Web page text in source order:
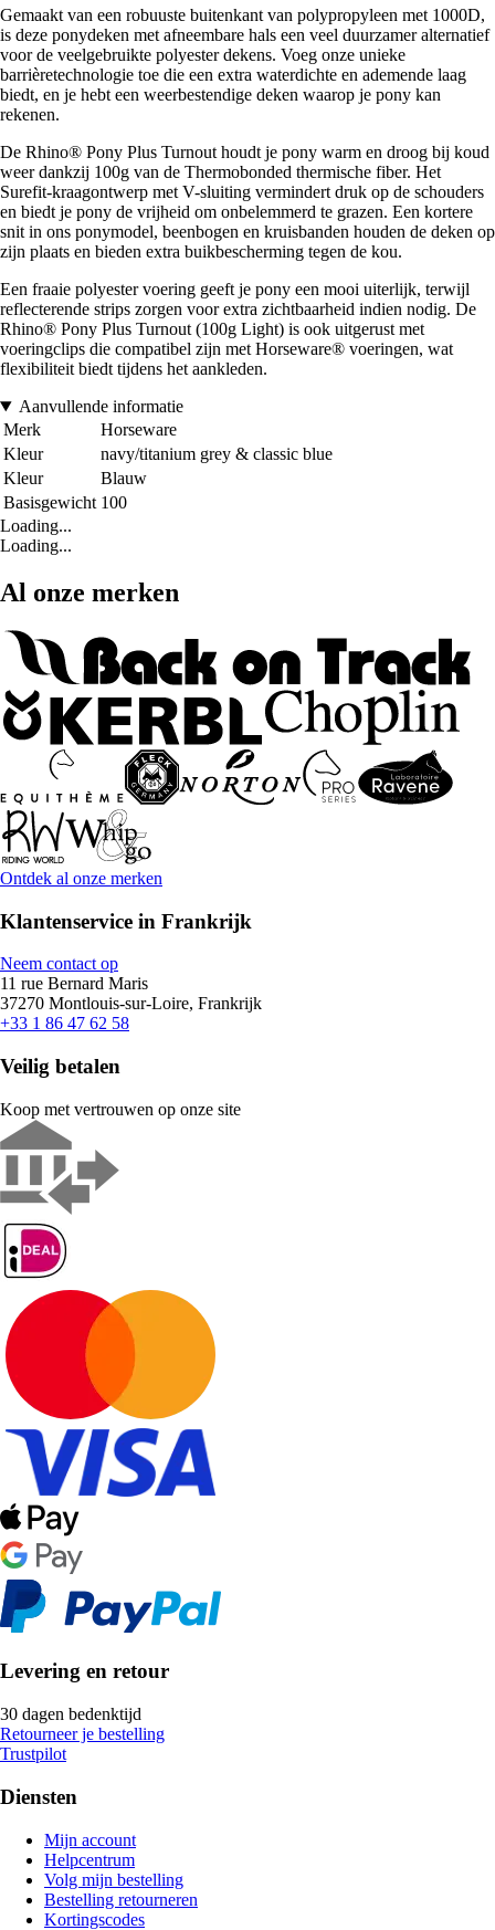
Gemaakt van een robuuste buitenkant van polypropyleen met 1000D,
is deze ponydeken met afneembare hals een veel duurzamer alternatief
voor de veelgebruikte polyester dekens. Voeg onze unieke
barrièretechnologie toe die een extra waterdichte en ademende laag
biedt, en je hebt een weerbestendige deken waarop je pony kan
rekenen.
De Rhino® Pony Plus Turnout houdt je pony warm en droog bij koud
weer dankzij 100g van de Thermobonded thermische fiber. Het
Surefit-kraagontwerp met V-sluiting vermindert druk op de schouders
en biedt je pony de vrijheid om onbelemmerd te grazen. Een kortere
snit in ons ponymodel, beenbogen en kruisbanden houden de deken op
zijn plaats en bieden extra buikbescherming tegen de kou.
Een fraaie polyester voering geeft je pony een mooi uiterlijk, terwijl
reflecterende strips zorgen voor extra zichtbaarheid indien nodig. De
Rhino® Pony Plus Turnout (100g Light) is ook uitgerust met
voeringclips die compatibel zijn met Horseware® voeringen, wat
flexibiliteit biedt tijdens het aankleden.
Aanvullende informatie
Merk
Horseware
Kleur
navy/titanium grey & classic blue
Kleur
Blauw
Basisgewicht 100
Loading...
Loading...
Al onze merken
Ontdek al onze merken
Klantenservice in Frankrijk
Neem contact op
11 rue Bernard Maris
37270 Montlouis-sur-Loire, Frankrijk
+33 1 86 47 62 58
Veilig betalen
Koop met vertrouwen op onze site
Levering en retour
30 dagen bedenktijd
Retourneer je bestelling
Trustpilot
Diensten
Mijn account
Helpcentrum
Volg mijn bestelling
Bestelling retourneren
Kortingscodes